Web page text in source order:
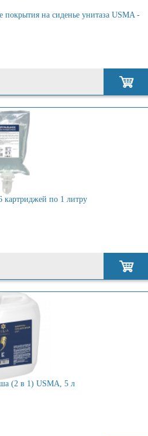
на сиденье унитаза USMA -
по 1 литру
(2 в 1) USMA, 5 л